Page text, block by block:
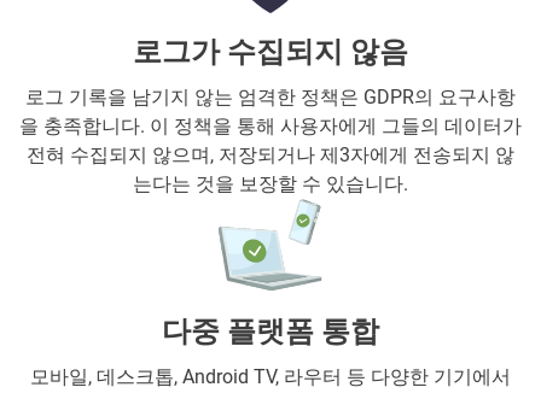
로그가 수집되지 않음
로그 기록을 남기지 않는 엄격한 정책은 GDPR의 요구사항
을 충족합니다. 이 정책을 통해 사용자에게 그들의 데이터가
전혀 수집되지 않으며, 저장되거나 제3자에게 전송되지 않
는다는 것을 보장할 수 있습니다.
다중 플랫폼 통합
모바일, 데스크톱, Android TV, 라우터 등 다양한 기기에서